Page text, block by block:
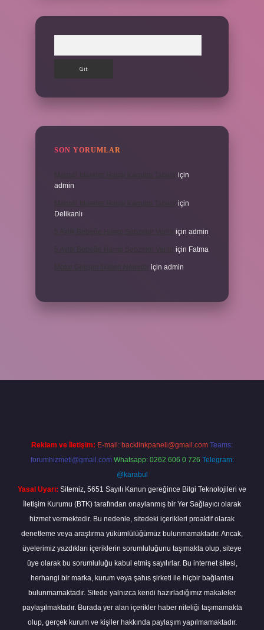
SON YORUMLAR
için
admin
için
Delikanlı
için admin
için Fatma
için admin
Reklam ve İletişim: E-mail: backlinkpaneli@gmail.com Teams:
forumhizmeti@gmail.com Whatsapp: 0262 606 0 726 Telegram:
@karabul
Yasal Uyarı: Sitemiz, 5651 Sayılı Kanun gereğince Bilgi Teknolojileri ve
İletişim Kurumu (BTK) tarafından onaylanmış bir Yer Sağlayıcı olarak
hizmet vermektedir. Bu nedenle, sitedeki içerikleri proaktif olarak
denetleme veya araştırma yükümlülüğümüz bulunmamaktadır. Ancak,
üyelerimiz yazdıkları içeriklerin sorumluluğunu taşımakta olup, siteye
üye olarak bu sorumluluğu kabul etmiş sayılırlar. Bu internet sitesi,
herhangi bir marka, kurum veya şahıs şirketi ile hiçbir bağlantısı
bulunmamaktadır. Sitede yalnızca kendi hazırladığımız makaleler
paylaşılmaktadır. Burada yer alan içerikler haber niteliği taşımamakta
olup, gerçek kurum ve kişiler hakkında paylaşım yapılmamaktadır.